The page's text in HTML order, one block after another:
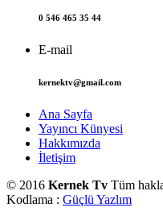
0 546 465 35 44
E-mail
kernektv@gmail.com
Ana Sayfa
Yayıncı Künyesi
Hakkımızda
İletişim
© 2016 Kernek Tv Tüm
Kodlama : Güçlü Yazlım